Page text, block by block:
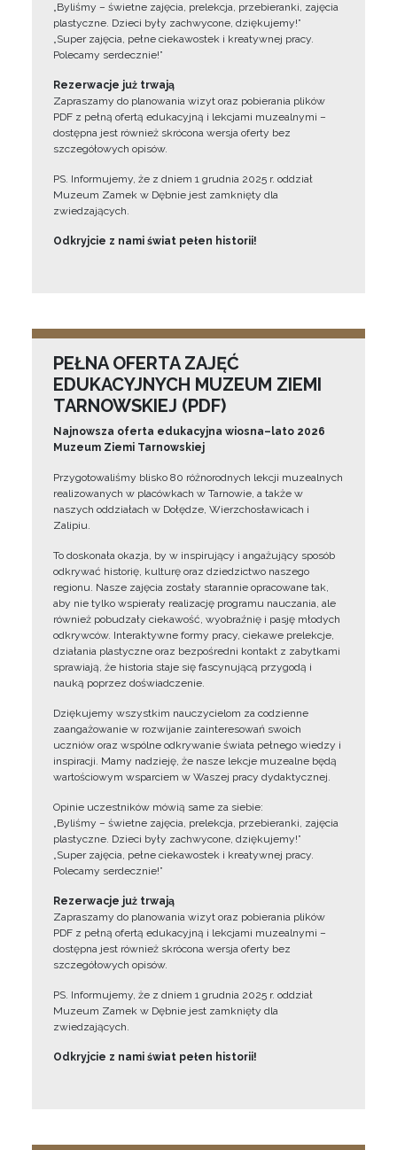
„Byliśmy – świetne zajęcia, prelekcja, przebieranki, zajęcia
plastyczne. Dzieci były zachwycone, dziękujemy!”
„Super zajęcia, pełne ciekawostek i kreatywnej pracy.
Polecamy serdecznie!”
Rezerwacje już trwają
Zapraszamy do planowania wizyt oraz pobierania plików
PDF z pełną ofertą edukacyjną i lekcjami muzealnymi –
dostępna jest również skrócona wersja oferty bez
szczegółowych opisów.
PS. Informujemy, że z dniem 1 grudnia 2025 r. oddział
Muzeum Zamek w Dębnie jest zamknięty dla
zwiedzających.
Odkryjcie z nami świat pełen historii!
PEŁNA OFERTA ZAJĘĆ
EDUKACYJNYCH MUZEUM ZIEMI
TARNOWSKIEJ (PDF)
Najnowsza oferta edukacyjna wiosna–lato 2026
Muzeum Ziemi Tarnowskiej
Przygotowaliśmy blisko 80 różnorodnych lekcji muzealnych
realizowanych w placówkach w Tarnowie, a także w
naszych oddziałach w Dołędze, Wierzchosławicach i
Zalipiu.
To doskonała okazja, by w inspirujący i angażujący sposób
odkrywać historię, kulturę oraz dziedzictwo naszego
regionu. Nasze zajęcia zostały starannie opracowane tak,
aby nie tylko wspierały realizację programu nauczania, ale
również pobudzały ciekawość, wyobraźnię i pasję młodych
odkrywców. Interaktywne formy pracy, ciekawe prelekcje,
działania plastyczne oraz bezpośredni kontakt z zabytkami
sprawiają, że historia staje się fascynującą przygodą i
nauką poprzez doświadczenie.
Dziękujemy wszystkim nauczycielom za codzienne
zaangażowanie w rozwijanie zainteresowań swoich
uczniów oraz wspólne odkrywanie świata pełnego wiedzy i
inspiracji. Mamy nadzieję, że nasze lekcje muzealne będą
wartościowym wsparciem w Waszej pracy dydaktycznej.
Opinie uczestników mówią same za siebie:
„Byliśmy – świetne zajęcia, prelekcja, przebieranki, zajęcia
plastyczne. Dzieci były zachwycone, dziękujemy!”
„Super zajęcia, pełne ciekawostek i kreatywnej pracy.
Polecamy serdecznie!”
Rezerwacje już trwają
Zapraszamy do planowania wizyt oraz pobierania plików
PDF z pełną ofertą edukacyjną i lekcjami muzealnymi –
dostępna jest również skrócona wersja oferty bez
szczegółowych opisów.
PS. Informujemy, że z dniem 1 grudnia 2025 r. oddział
Muzeum Zamek w Dębnie jest zamknięty dla
zwiedzających.
Odkryjcie z nami świat pełen historii!